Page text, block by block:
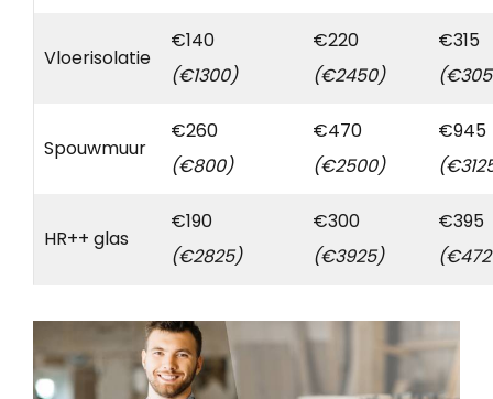
Vloerisolatie
€140
(€1300)
€220
(€2450)
€315
Spouwmuur
€260
(€800)
€470
(€2500)
€945
HR++ glas
€190
(€2825)
€300
(€3925)
€395